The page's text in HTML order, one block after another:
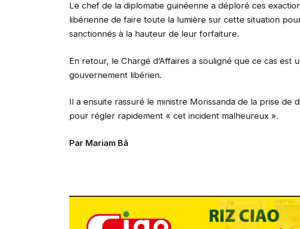
Le chef de la diplomatie guinéenne a déploré ces
libérienne de faire toute la lumière sur cette situation
sanctionnés à la hauteur de leur forfaiture.
En retour, le Chargé d’Affaires a souligné que ce cas est
gouvernement libérien.
Il a ensuite rassuré le ministre Morissanda de la prise de
pour régler rapidement « cet incident malheureux ».
Par Mariam Bâ